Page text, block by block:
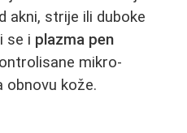
akni, strije ili duboke
se i plazma pen
mikro-
obnovu kože.